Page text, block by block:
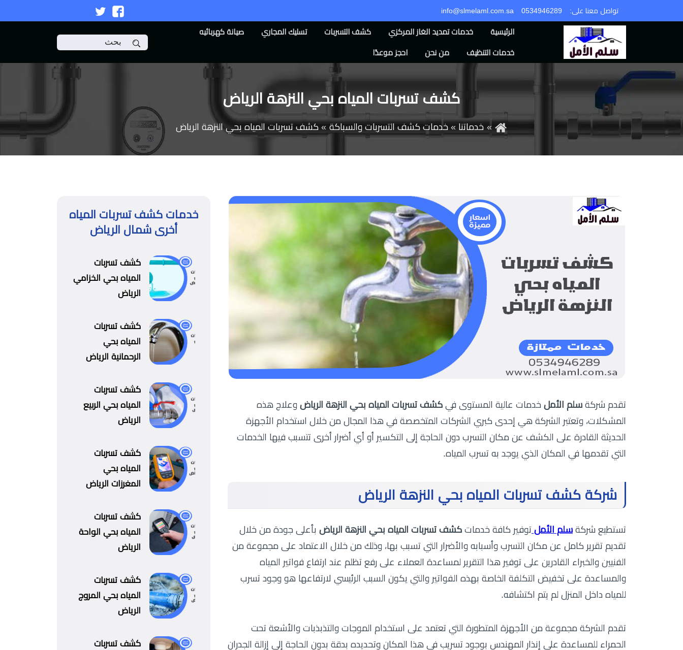
تواصل معنا على: 0534946289
info@slmelaml.com.sa
تابعنا
فيسبوك
الرئيسية خدمات تمديد الغاز المركزي كشف التسربات تسليك المجاري صيانة كهربائيه
خدمات التنظيف من نحن احجز موعدًا
ابحث
كشف تسربات المياه بحي النزهة الرياض
خدماتنا خدمات كشف التسربات والسباكة كشف تسربات المياه بحي النزهة الرياض
تقدم شركة سلم الأمل خدمات عالية المستوى في كشف تسربات المياه بحي النزهة الرياض وعلاج هذه
المشكلات، وتعتبر الشركة هي إحدى كبري الشركات المتخصصة في هذا المجال من خلال استخدام الأجهزة
الحديثة القادرة على الكشف عن مكان التسرب دون الحاجة إلى التكسير أو أي أضرار أخرى تتسبب فيها الخدمات
التي تقدمها في المكان الذي يوجد به تسرب المياه.
شركة كشف تسربات المياه بحي النزهة الرياض
تستطيع شركة سلم الأمل توفير كافة خدمات كشف تسربات المياه بحي النزهة الرياض بأعلى جودة من خلال
تقديم تقرير كامل عن مكان التسرب وأسبابه والأضرار التي تسبب بها، وذلك من خلال الاعتماد على مجموعة من
الفنيين والخبراء القادرين على توفير هذا التقرير لمساعدة العملاء على رفع تظلم عند ارتفاع فواتير المياه
والمساعدة على تخفيض التكلفة الخاصة بهذه الفواتير والتي يكون السبب الرئيسي لارتفاعها هو وجود تسرب
للمياه داخل المنزل لم يتم اكتشافه.
تقدم الشركة مجموعة من الأجهزة المتطورة التي تعتمد على استخدام الموجات والتذبذبات والأشعة تحت
الحمراء للمساعدة على إنذار المهندس بوجود تسريب في هذا المكان وتحديده بدقة بدون الحاجة إلى إزالة الجدران
خدمات كشف تسربات المياه
أخرى شمال الرياض
كشف تسربات
المياه بحي الخزامي
الرياض
كشف تسربات
المياه بحي
الرحمانية الرياض
كشف تسربات
المياه بحي الربيع
الرياض
كشف تسربات
المياه بحي
المغرزات الرياض
كشف تسربات
المياه بحي الواحة
الرياض
كشف تسربات
المياه بحي المروج
الرياض
كشف تسربات